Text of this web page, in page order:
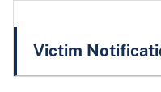
Victim